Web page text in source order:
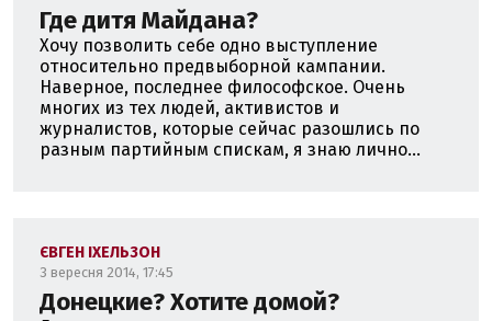
Где дитя Майдана?
Хочу позволить себе одно выступление
относительно предвыборной кампании.
Наверное, последнее философское. Очень
многих из тех людей, активистов и
журналистов, которые сейчас разошлись по
разным партийным спискам, я знаю лично...
ЄВГЕН ІХЕЛЬЗОН
3 вересня 2014, 17:45
Донецкие? Хотите домой?